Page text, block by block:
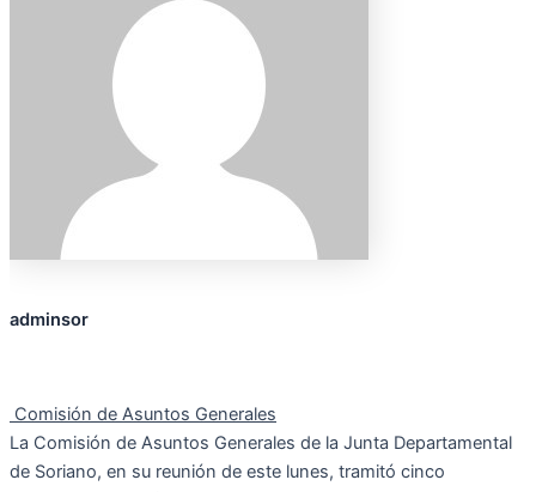
adminsor
Comisión de Asuntos Generales
La Comisión de Asuntos Generales de la Junta Departamental
de Soriano, en su reunión de este lunes, tramitó cinco